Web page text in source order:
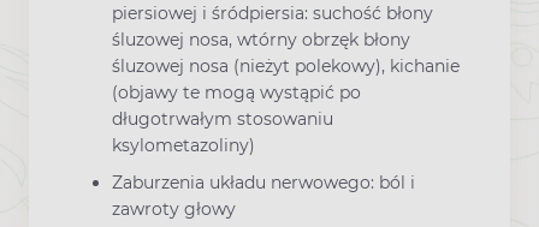
piersiowej i śródpiersia: suchość błony
śluzowej nosa, wtórny obrzęk błony
śluzowej nosa (nieżyt polekowy), kichanie
(objawy te mogą wystąpić po
długotrwałym stosowaniu
ksylometazoliny)
Zaburzenia układu nerwowego: ból i
zawroty głowy